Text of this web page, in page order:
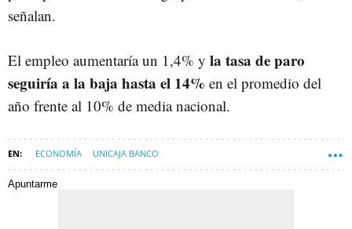
señalan.
El empleo aumentaría un 1,4% y la tasa de paro
seguiría a la baja hasta el 14% en el promedio del
año frente al 10% de media nacional.
ECONOMÍA UNICAJA BANCO
Apuntarme